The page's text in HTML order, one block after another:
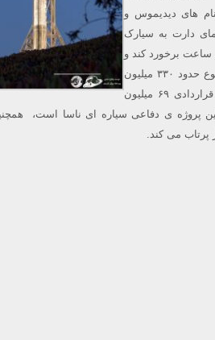
نام های دیدیموس و
دارت به سیارک
۲۴ هزار کیلومتر در ساعت برخورد کند و
اندکی مسیر سیارک را تغییر دهد.ماموریت DART در مجموع حدود ۳۳۰ میلیون
دلار برای ناسا هزینه دارد و اسپیس ایکس در سال ۲۰۱۹ قراردادی ۶۹ میلیون
پروژه ی دفاعی سیاره ای ناسا است،